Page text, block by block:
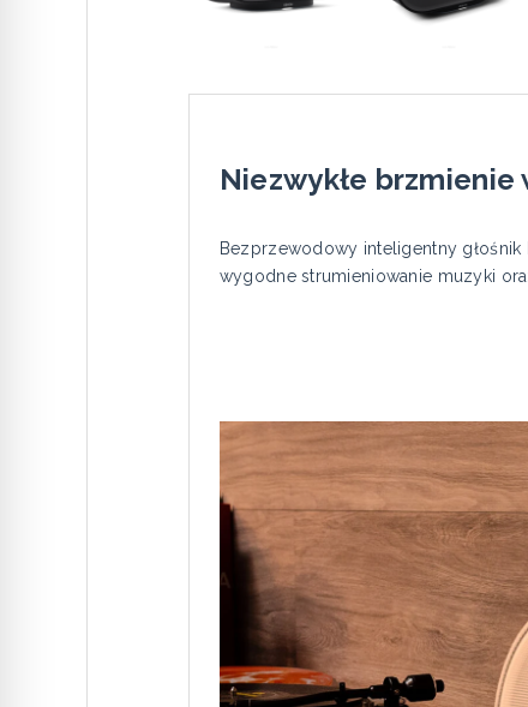
Niezwykłe
Bezprzewodowy inteligentny
wygodne strumieniowanie muzyki